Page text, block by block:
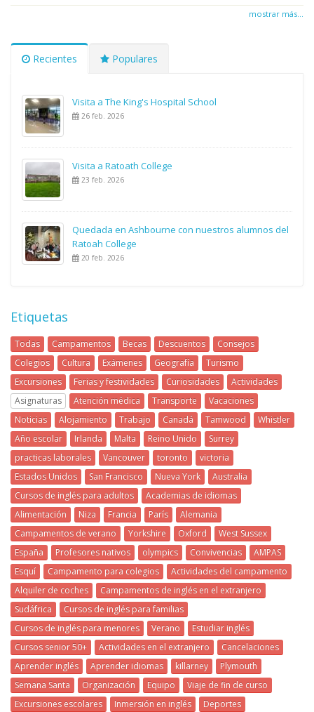
mostrar más...
Recientes Populares
Visita a The King's Hospital School
26 feb. 2026
Visita a Ratoath College
23 feb. 2026
Quedada en Ashbourne con nuestros alumnos del
Ratoah College
20 feb. 2026
Etiquetas
Todas Campamentos Becas Descuentos
Consejos
Colegios
Cultura Exámenes Geografía
Turismo
Excursiones
Ferias y festividades Curiosidades
Actividades
Asignaturas
Atención médica Transporte
Vacaciones
Noticias
Alojamiento Trabajo Canadá Tamwood
Whistler
Año escolar
Irlanda Malta Reino Unido
Surrey
practicas laborales
Vancouver toronto
victoria
Estados Unidos
San Francisco Nueva York
Australia
Cursos de inglés para adultos
Academias de idiomas
Alimentación
Niza Francia París
Alemania
Campamentos de verano
Yorkshire Oxford
West Sussex
España
Profesores nativos olympics Convivencias
AMPAS
Esquí
Campamento para colegios
Actividades del campamento
Alquiler de coches
Campamentos de inglés en el extranjero
Sudáfrica
Cursos de inglés para familias
Cursos de inglés para menores
Verano
Estudiar inglés
Cursos senior 50+
Actividades en el extranjero
Cancelaciones
Aprender inglés
Aprender idiomas killarney
Plymouth
Semana Santa
Organización Equipo
Viaje de fin de curso
Excursiones escolares
Inmersión en inglés
Deportes